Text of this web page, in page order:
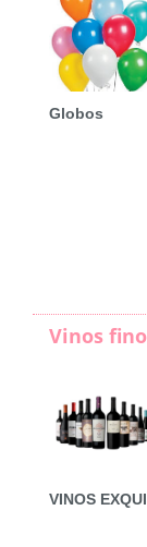
Globos
Vinos
VINOS